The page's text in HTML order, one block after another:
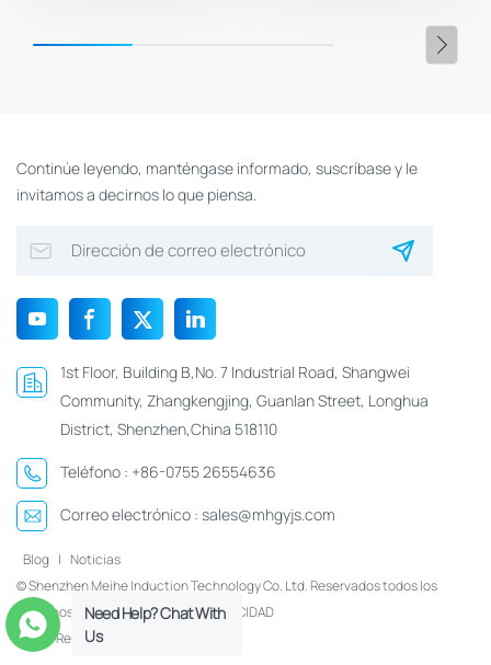
Continúe leyendo, manténgase informado, suscríbase y le
invitamos a decirnos lo que piensa.
1st Floor, Building B,No. 7 Industrial Road, Shangwei
Community, Zhangkengjing, Guanlan Street, Longhua
District, Shenzhen,China 518110
Teléfono : +86-0755 26554636
Correo electrónico : sales@mhgyjs.com
Blog | Noticias
© Shenzhen Meihe Induction Technology Co. Ltd. Reservados todos los
derechos.
Xml | POLÍTICA DE PRIVACIDAD
Red IPv6 compatible
Need Help? Chat With
Us